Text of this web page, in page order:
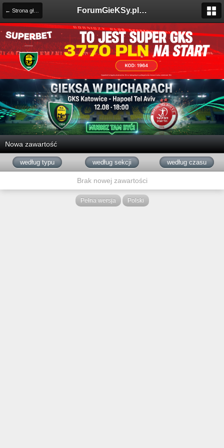
← Strona główna ForumGieKSy.pl - Oficjalne forum kibiców GKS Katowice
Nowa zawartość
według typu według sekcji według czasu
Brak nowej zawartości
Pełna wersja Polski